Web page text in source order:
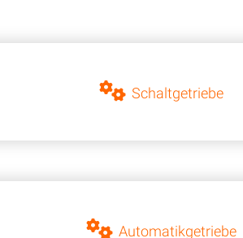
Schaltgetriebe
Automatikgetriebe